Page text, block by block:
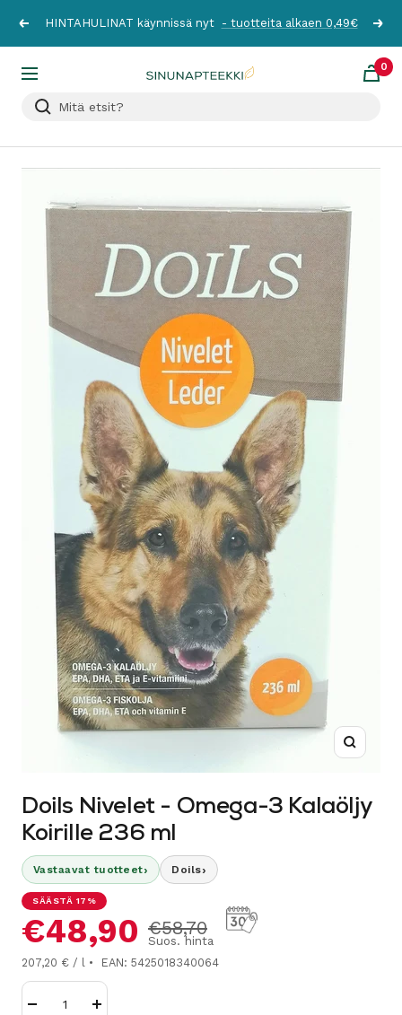
sisältöön
EdellinenHINTAHULINAT käynnissä nyt - tuotteita alkaen 0,49€
Navigaatio Sinunapteekki.fi
0
Doils Nivelet - Omega-3 Kalaöljy
Koirille 236 ml
Vastaavat tuotteet› Doils›
SÄÄSTÄ 17%
Alennushinta
€48,90 Normaalihinta
€58,70
Suos. hinta
207,20 € / l EAN: 5425018340064